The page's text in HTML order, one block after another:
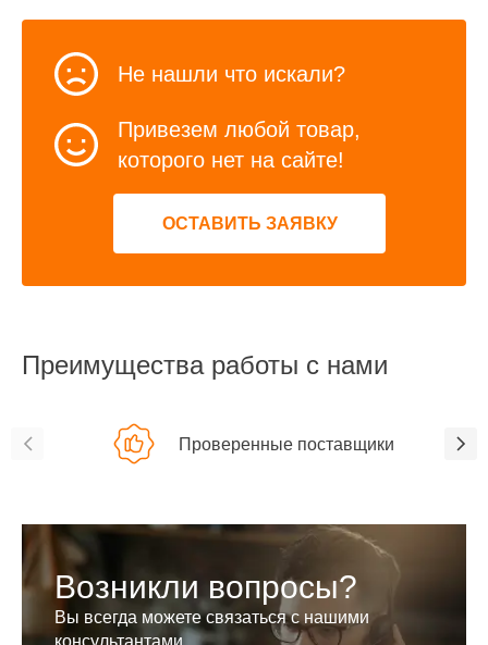
Не нашли что искали?
Привезем любой товар,
которого нет на сайте!
ОСТАВИТЬ ЗАЯВКУ
Преимущества работы с нами
Проверенные поставщики
Возникли вопросы?
Вы всегда можете связаться с нашими